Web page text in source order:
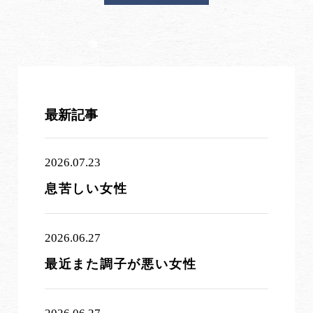
最新記事
2026.07.23
息苦しい女性
2026.06.27
最近また調子が悪い女性